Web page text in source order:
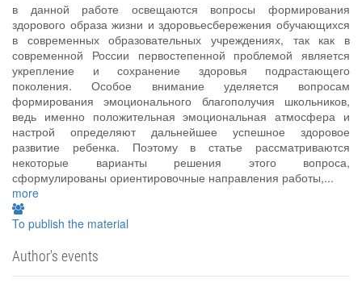
в данной работе освещаются вопросы формирования
здорового образа жизни и здоровьесбережения обучающихся
в современных образовательных учреждениях, так как в
современной России первостепенной проблемой является
укрепление и сохранение здоровья подрастающего
поколения. Особое внимание уделяется вопросам
формирования эмоционального благополучия школьников,
ведь именно положительная эмоциональная атмосфера и
настрой определяют дальнейшее успешное здоровое
развитие ребенка. Поэтому в статье рассматриваются
некоторые варианты решения этого вопроса,
сформулированы ориентировочные направления работы,...
more
To publish the material
Author's events